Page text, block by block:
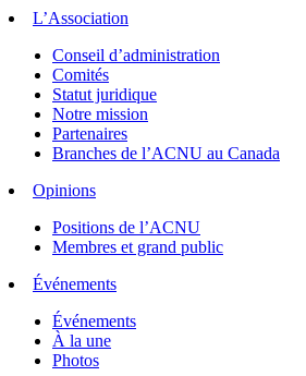
L’Association
Conseil d’administration
Comités
Statut juridique
Notre mission
Partenaires
Branches de l’ACNU au Canada
Opinions
Positions de l’ACNU
Membres et grand public
Événements
Événements
À la une
Photos